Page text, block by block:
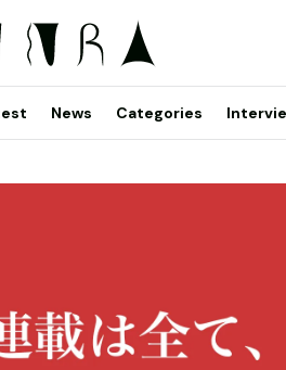
News Categories